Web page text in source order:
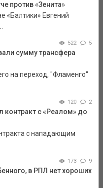
против «Зенита»
«Балтики» Евгений
522 5
сумму трансфера
на переход, "Фламенго"
120 2
контракт с «Реалом» до
с нападающим
173 9
в РПЛ нет хороших